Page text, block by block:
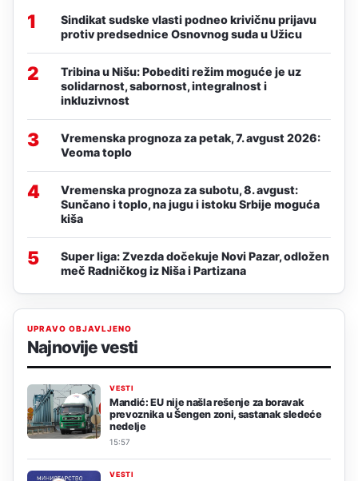
1
Sindikat sudske vlasti podneo krivičnu prijavu
protiv predsednice Osnovnog suda u Užicu
2
Tribina u Nišu: Pobediti režim moguće je uz
solidarnost, sabornost, integralnost i
inkluzivnost
3
Vremenska prognoza za petak, 7. avgust 2026:
Veoma toplo
4
Vremenska prognoza za subotu, 8. avgust:
Sunčano i toplo, na jugu i istoku Srbije moguća
kiša
5
Super liga: Zvezda dočekuje Novi Pazar, odložen
meč Radničkog iz Niša i Partizana
UPRAVO OBJAVLJENO
Najnovije vesti
VESTI
Mandić: EU nije našla rešenje za boravak
prevoznika u Šengen zoni, sastanak sledeće
nedelje
15:57
VESTI